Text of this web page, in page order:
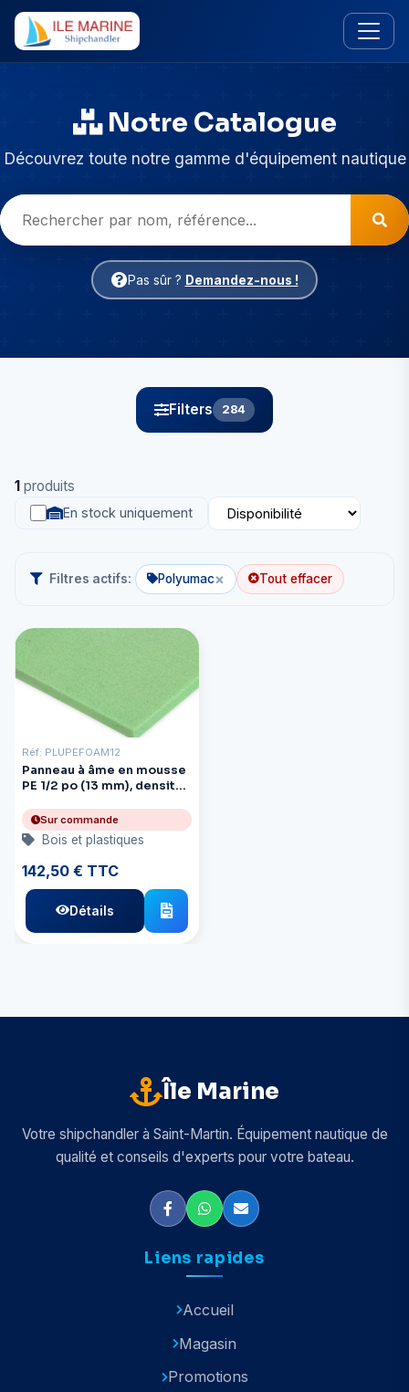
Notre Catalogue
Découvrez toute notre gamme d'équipement nautique
Pas sûr ? Demandez-nous !
Filters 284
1 produits
En stock uniquement
Filtres actifs: Polyumac× Tout effacer
Réf: PLUPEFOAM12
Panneau à âme en mousse
PE 1/2 po (13 mm), densité
vertSur commande
Bois et plastiques
142,50 € TTC
Détails
Île Marine
Votre shipchandler à Saint-Martin. Équipement nautique de
qualité et conseils d'experts pour votre bateau.
Liens rapides
Accueil
Magasin
Promotions